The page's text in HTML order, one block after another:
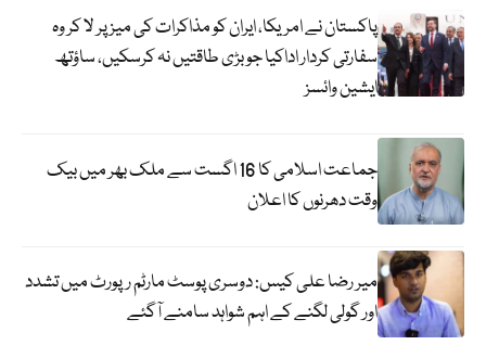
پاکستان نے امریکا، ایران کو مذاکرات کی میز پر لا کر وہ
سفارتی کردار اداکیا جو بڑی طاقتیں نہ کرسکیں، ساؤتھ
ایشین وائسز
جماعت اسلامی کا 16 اگست سے ملک بھر میں بیک
وقت دھرنوں کا اعلان
میر رضا علی کیس: دوسری پوسٹ مارٹم رپورٹ میں تشدد
اور گولی لگنے کے اہم شواہد سامنے آگئے